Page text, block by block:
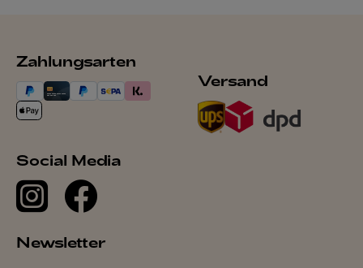
Zahlungsarten
Versand
Social Media
Newsletter